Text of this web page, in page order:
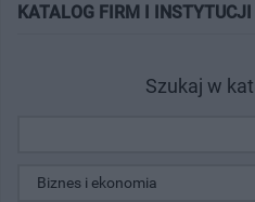
KATALOG FIRM I
Szukaj w